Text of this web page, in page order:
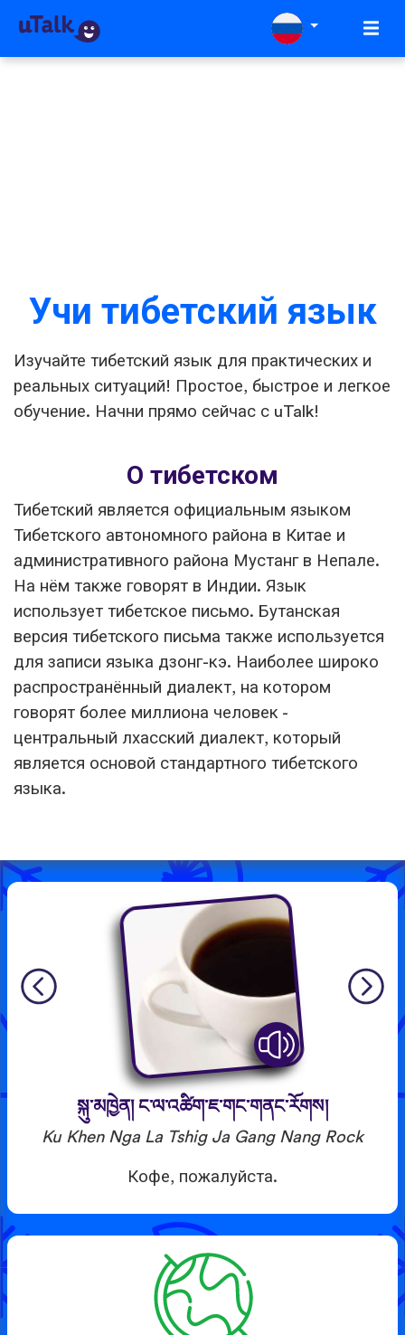
Учи тибетский язык
Изучайте тибетский язык для практических и
реальных ситуаций! Простое, быстрое и легкое
обучение. Начни прямо сейчас с uTalk!
О тибетском
Тибетский является официальным языком
Тибетского автономного района в Китае и
административного района Мустанг в Непале.
На нём также говорят в Индии. Язык
использует тибетское письмо. Бутанская
версия тибетского письма также используется
для записи языка дзонг-кэ. Наиболее широко
распространённый диалект, на котором
говорят более миллиона человек -
центральный лхасский диалект, который
является основой стандартного тибетского
языка.
སྐུ་མཁྱེན། ང་ལ་འཚིག་ཇ་གང་གནང་རོགས།
Ku Khen Nga La Tshig Ja Gang Nang Rock
Кофе, пожалуйста.